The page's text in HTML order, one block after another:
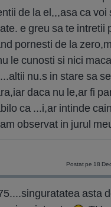
de la el,,,asa ca voi
e greu sa te intretii
pornesti de la
le cunosti si nici
nu.s in stare sa
daca nu le,ar fi
ca ...i,ar intinde
observat in jurul
Postat pe 18
asta